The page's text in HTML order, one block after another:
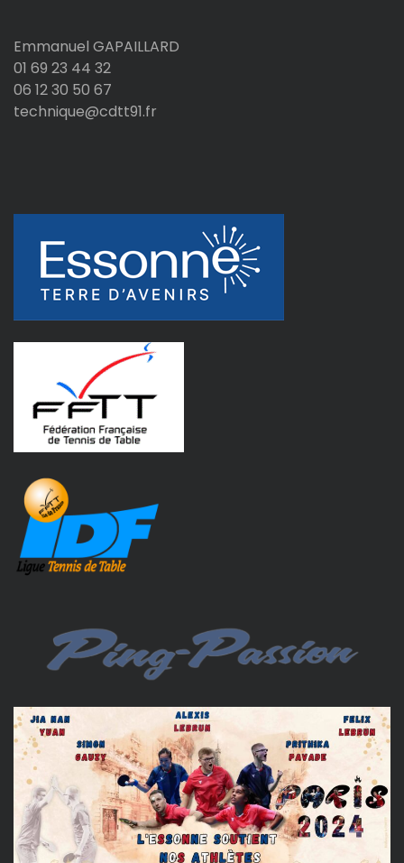
Emmanuel GAPAILLARD
01 69 23 44 32
06 12 30 50 67
technique@cdtt91.fr